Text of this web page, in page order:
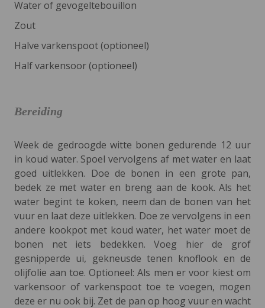
Water of gevogeltebouillon
Zout
Halve varkenspoot (optioneel)
Half varkensoor (optioneel)
Bereiding
Week de gedroogde witte bonen gedurende 12 uur
in koud water. Spoel vervolgens af met water en laat
goed uitlekken. Doe de bonen in een grote pan,
bedek ze met water en breng aan de kook. Als het
water begint te koken, neem dan de bonen van het
vuur en laat deze uitlekken. Doe ze vervolgens in een
andere kookpot met koud water, het water moet de
bonen net iets bedekken. Voeg hier de grof
gesnipperde ui, gekneusde tenen knoflook en de
olijfolie aan toe. Optioneel: Als men er voor kiest om
varkensoor of varkenspoot toe te voegen, mogen
deze er nu ook bij. Zet de pan op hoog vuur en wacht